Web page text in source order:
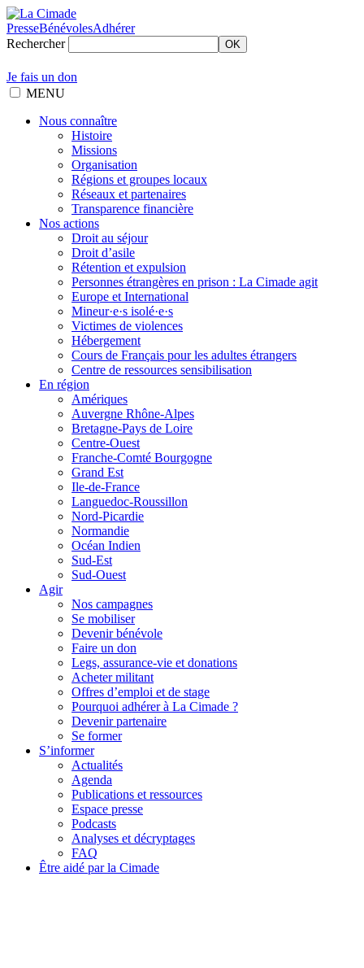
PresseBénévolesAdhérer
Rechercher
OK
Je fais un don
MENU
Nous connaître
Histoire
Missions
Organisation
Régions et groupes locaux
Réseaux et partenaires
Transparence financière
Nos actions
Droit au séjour
Droit d’asile
Rétention et expulsion
Personnes étrangères en prison : La Cimade agit
Europe et International
Mineur·e·s isolé·e·s
Victimes de violences
Hébergement
Cours de Français pour les adultes étrangers
Centre de ressources sensibilisation
En région
Amériques
Auvergne Rhône-Alpes
Bretagne-Pays de Loire
Centre-Ouest
Franche-Comté Bourgogne
Grand Est
Ile-de-France
Languedoc-Roussillon
Nord-Picardie
Normandie
Océan Indien
Sud-Est
Sud-Ouest
Agir
Nos campagnes
Se mobiliser
Devenir bénévole
Faire un don
Legs, assurance-vie et donations
Acheter militant
Offres d’emploi et de stage
Pourquoi adhérer à La Cimade ?
Devenir partenaire
Se former
S’informer
Actualités
Agenda
Publications et ressources
Espace presse
Podcasts
Analyses et décryptages
FAQ
Être aidé par la Cimade